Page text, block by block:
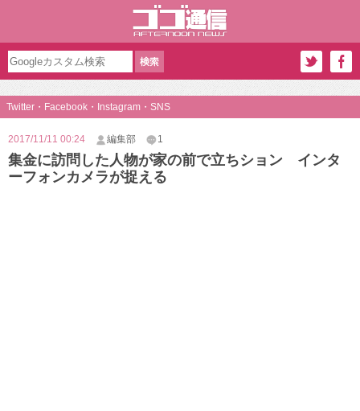
Twitter・Facebook・Instagram・SNS
2017/11/11 00:24 編集部 1
集金に訪問した人物が家の前で立ちション インタ
ーフォンカメラが捉える